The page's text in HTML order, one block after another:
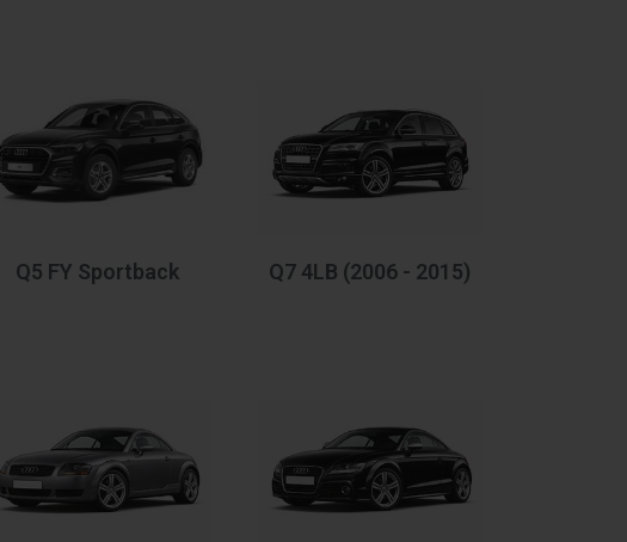
Q5 FY Sportback Q7 4LB (2006 - 2015)